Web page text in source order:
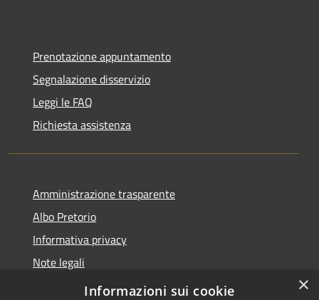
Prenotazione appuntamento
Segnalazione disservizio
Leggi le FAQ
Richiesta assistenza
Amministrazione trasparente
Albo Pretorio
Informativa privacy
Note legali
Dichiarazione di accessibilità
×
Informazioni sui cookie